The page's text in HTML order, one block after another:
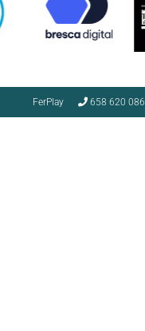
FerPlay 658 620 086